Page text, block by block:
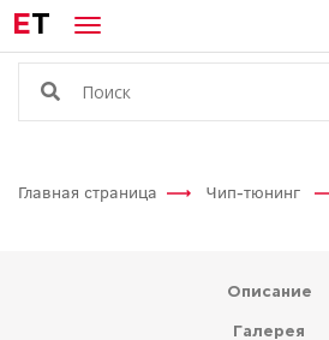
ET
Главная страница Чип-тюнинг
Описание
Галерея